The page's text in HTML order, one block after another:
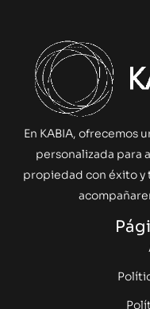
En KABIA, ofrecemos
personalizada para
propiedad con éxito y